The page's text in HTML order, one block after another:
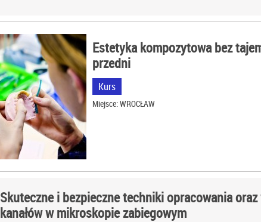
Estetyka kompozytowa bez
przedni
Kurs
Miejsce: WROCŁAW
Skuteczne i bezpieczne techniki opracowania oraz
kanałów w mikroskopie zabiegowym